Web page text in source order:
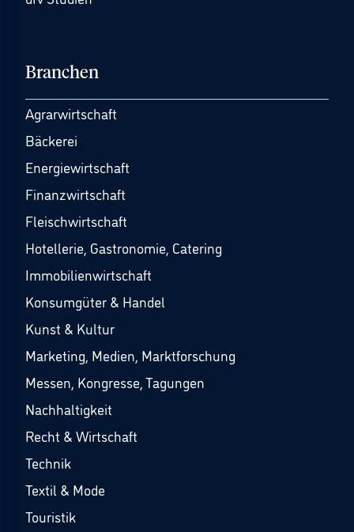
Branchen
Agrarwirtschaft
Bäckerei
Energiewirtschaft
Finanzwirtschaft
Fleischwirtschaft
Hotellerie, Gastronomie, Catering
Immobilienwirtschaft
Konsumgüter & Handel
Kunst & Kultur
Marketing, Medien, Marktforschung
Messen, Kongresse, Tagungen
Nachhaltigkeit
Recht & Wirtschaft
Technik
Textil & Mode
Touristik